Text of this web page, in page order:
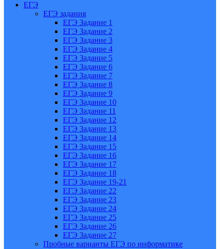
ЕГЭ
ЕГЭ задания
ЕГЭ Задание 1
ЕГЭ Задание 2
ЕГЭ Задание 3
ЕГЭ Задание 4
ЕГЭ Задание 5
ЕГЭ Задание 6
ЕГЭ Задание 7
ЕГЭ Задание 8
ЕГЭ Задание 9
ЕГЭ Задание 10
ЕГЭ Задание 11
ЕГЭ Задание 12
ЕГЭ Задание 13
ЕГЭ Задание 14
ЕГЭ Задание 15
ЕГЭ Задание 16
ЕГЭ Задание 17
ЕГЭ Задание 18
ЕГЭ Задание 19-21
ЕГЭ Задание 22
ЕГЭ Задание 23
ЕГЭ Задание 24
ЕГЭ Задание 25
ЕГЭ Задание 26
ЕГЭ Задание 27
Пробные варианты ЕГЭ по информатике